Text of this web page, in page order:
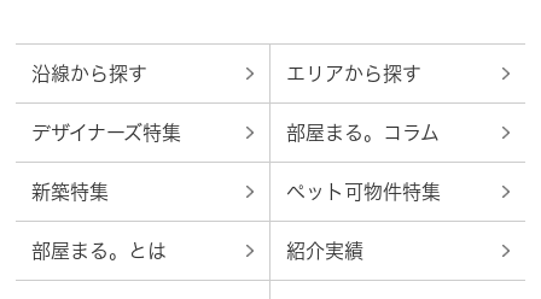
沿線から探す エリアから探す
デザイナーズ特集 部屋まる。コラム
新築特集 ペット可物件特集
部屋まる。とは 紹介実績